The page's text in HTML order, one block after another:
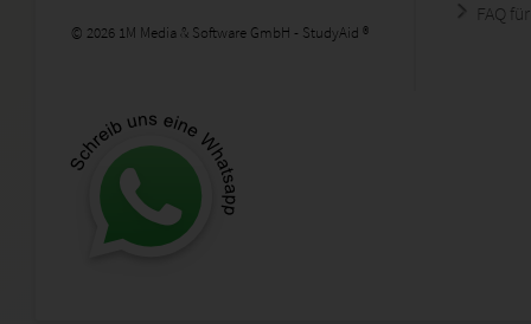
© 2026 1M Media & Software GmbH - StudyAid ®
FAQ